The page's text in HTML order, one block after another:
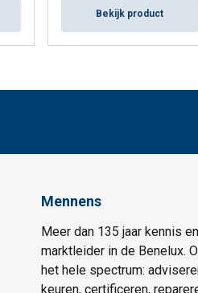
Bekijk product
Mennens
Meer dan 135 jaar kennis
marktleider in de Benelux.
het hele spectrum:
keuren, certificeren,